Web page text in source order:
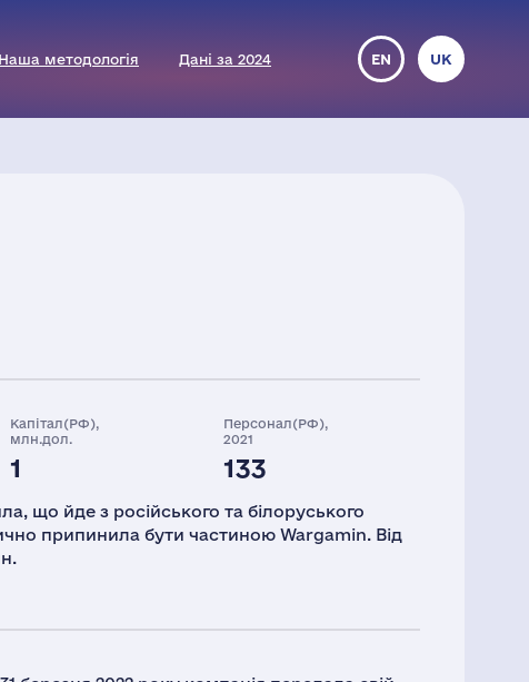
Наша методологія Дані за 2024 EN UK
Капітал(РФ),
млн.дол.
1
Персонал(РФ),
2021
133
що йде з російського та білоруського
припинила бути частиною Wargamin. Від